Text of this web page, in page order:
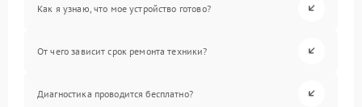
Как я узнаю, что мое устройство готово?
От чего зависит срок ремонта техники?
Диагностика проводится бесплатно?